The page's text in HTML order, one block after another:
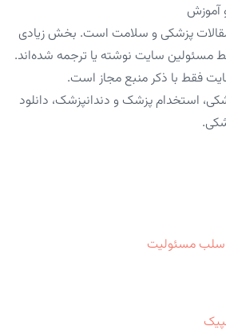
آموزش
پزشکی و سلامت است. بخش زیادی
مسئولین سایت نوشته یا ترجمه شده‌اند.
فقط با ذکر منبع مجاز است.
استخدام پزشک و دندانپزشک، دانلود
مسئولیت